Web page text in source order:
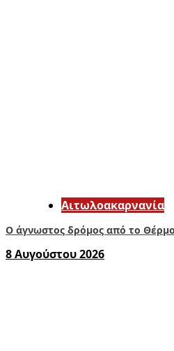
Αιτωλοακαρνανία
Ο άγνωστος δρόμος από το
8 Αυγούστου 2026